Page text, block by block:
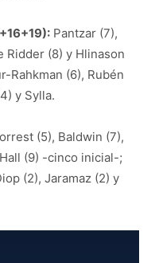
Pantzar (7),
Ridder (8) y Hlinason
Rahkman (6), Rubén
y Sylla.
(5), Baldwin (7),
(9) -cinco inicial-;
(2), Jaramaz (2) y